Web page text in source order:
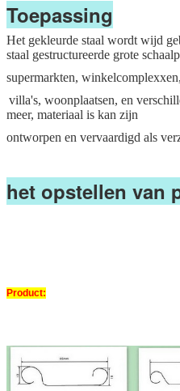
Toepassing
Het gekleurde staal wordt wijd
staal gestructureerde grote
supermarkten,
villa's, woonplaatsen, en
meer, materiaal is kan zijn
ontworpen en vervaardigd als
het opstellen van
Product: